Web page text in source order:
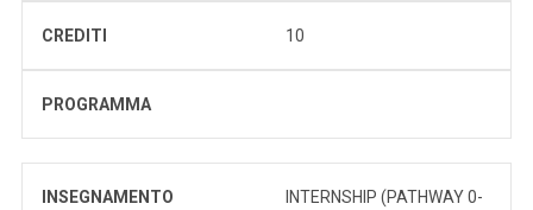
CREDITI 10
PROGRAMMA
INSEGNAMENTO
INTERNSHIP (PATHWAY 0-